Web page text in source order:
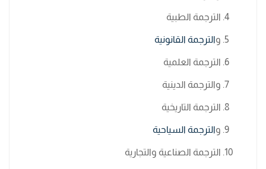
الترجمة الطبية
والترجمة القانونية
الترجمة العلمية
والترجمة الدينية
الترجمة التاريخية
والترجمة السياحية
الترجمة الصناعية والتجارية